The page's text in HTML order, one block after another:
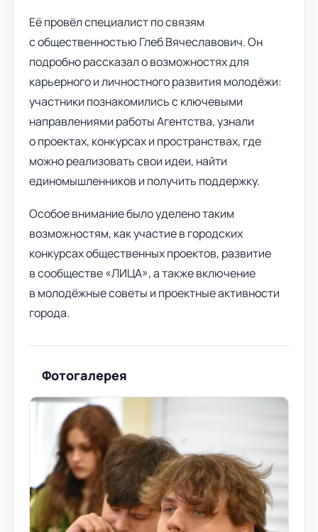
Её провёл специалист по связям
с общественностью Глеб Вячеславович. Он
подробно рассказал о возможностях для
карьерного и личностного развития молодёжи:
участники познакомились с ключевыми
направлениями работы Агентства, узнали
о проектах, конкурсах и пространствах, где
можно реализовать свои идеи, найти
единомышленников и получить поддержку.
Особое внимание было уделено таким
возможностям, как участие в городских
конкурсах общественных проектов, развитие
в сообществе «ЛИЦА», а также включение
в молодёжные советы и проектные активности
города.
Фотогалерея